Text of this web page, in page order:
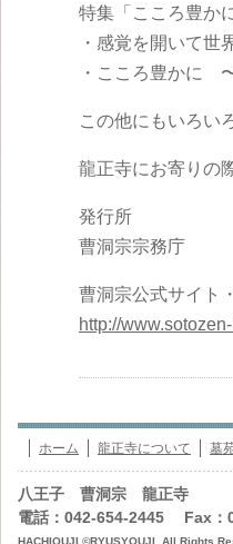
特集「こころ豊か
・感覚を開いて世
・こころ豊かに
この他にもいろい
龍正寺にお寄りの
発行所
曹洞宗宗務庁
曹洞宗公式サイト
http://
ホーム 龍正寺について 墓
八王子 曹洞宗 龍正寺
電話：042-654-2445 Fax：
HACHIOUJI ©RYUSYOUJI .All Rights